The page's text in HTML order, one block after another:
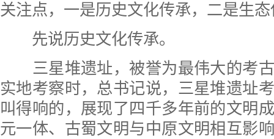
关注点，一是历史文化传承，二是生
先说历史文化传承。
三星堆遗址，被誉为最伟大的考古
实地考察时，总书记说，三星堆遗址
叫得响的，展现了四千多年前的文明
元一体、古蜀文明与中原文明相互影